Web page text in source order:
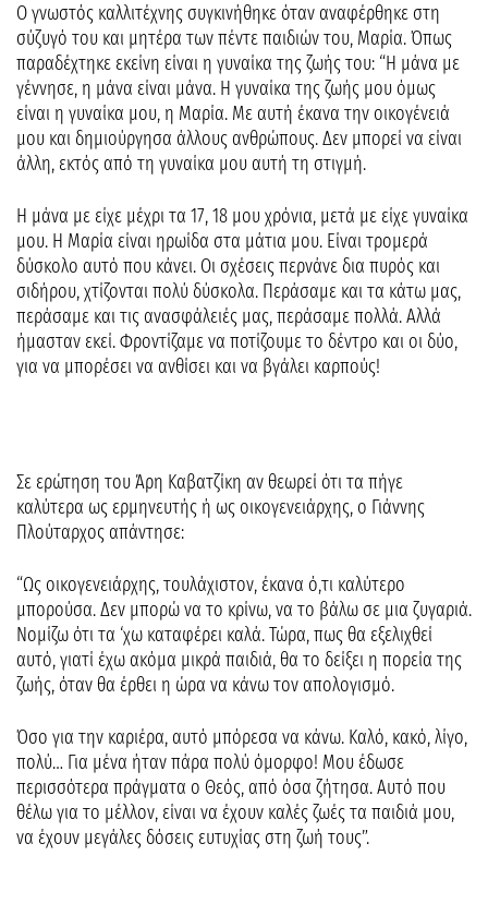
Ο γνωστός καλλιτέχνης συγκινήθηκε όταν αναφέρθηκε στη
σύζυγό του και μητέρα των πέντε παιδιών του, Μαρία. Όπως
παραδέχτηκε εκείνη είναι η γυναίκα της ζωής του: “Η μάνα με
γέννησε, η μάνα είναι μάνα. Η γυναίκα της ζωής μου όμως
είναι η γυναίκα μου, η Μαρία. Με αυτή έκανα την οικογένειά
μου και δημιούργησα άλλους ανθρώπους. Δεν μπορεί να είναι
άλλη, εκτός από τη γυναίκα μου αυτή τη στιγμή.
Η μάνα με είχε μέχρι τα 17, 18 μου χρόνια, μετά με είχε γυναίκα
μου. Η Μαρία είναι ηρωίδα στα μάτια μου. Είναι τρομερά
δύσκολο αυτό που κάνει. Οι σχέσεις περνάνε δια πυρός και
σιδήρου, χτίζονται πολύ δύσκολα. Περάσαμε και τα κάτω μας,
περάσαμε και τις ανασφάλειές μας, περάσαμε πολλά. Αλλά
ήμασταν εκεί. Φροντίζαμε να ποτίζουμε το δέντρο και οι δύο,
για να μπορέσει να ανθίσει και να βγάλει καρπούς!
Σε ερώτηση του Άρη Καβατζίκη αν θεωρεί ότι τα πήγε
καλύτερα ως ερμηνευτής ή ως οικογενειάρχης, ο Γιάννης
Πλούταρχος απάντησε:
“Ως οικογενειάρχης, τουλάχιστον, έκανα ό,τι καλύτερο
μπορούσα. Δεν μπορώ να το κρίνω, να το βάλω σε μια ζυγαριά.
Νομίζω ότι τα ‘χω καταφέρει καλά. Τώρα, πως θα εξελιχθεί
αυτό, γιατί έχω ακόμα μικρά παιδιά, θα το δείξει η πορεία της
ζωής, όταν θα έρθει η ώρα να κάνω τον απολογισμό.
Όσο για την καριέρα, αυτό μπόρεσα να κάνω. Καλό, κακό, λίγο,
πολύ… Για μένα ήταν πάρα πολύ όμορφο! Μου έδωσε
περισσότερα πράγματα ο Θεός, από όσα ζήτησα. Αυτό που
θέλω για το μέλλον, είναι να έχουν καλές ζωές τα παιδιά μου,
να έχουν μεγάλες δόσεις ευτυχίας στη ζωή τους”.